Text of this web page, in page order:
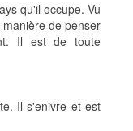
qu'il occupe. Vu
de penser
Il est de toute
Il s'enivre et est